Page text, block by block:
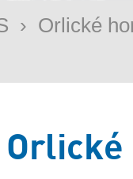
› Orlické